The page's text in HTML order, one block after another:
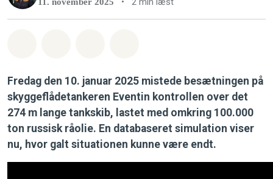
Fredag den 10. januar 2025 mistede besætningen på
skyggeflådetankeren Eventin kontrollen over det
274 m lange tankskib, lastet med omkring 100.000
ton russisk råolie. En databaseret simulation viser
nu, hvor galt situationen kunne være endt.